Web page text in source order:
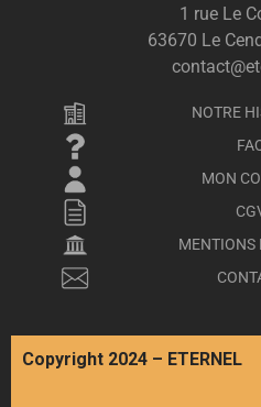
1 rue Le
63670 Le
NOTRE
MON
MENTIONS
Copyright 2024 – ETERNEL